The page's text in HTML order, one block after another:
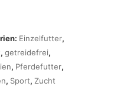
Einzelfutter,
,getreidefrei,
, Pferdefutter,
, Sport, Zucht